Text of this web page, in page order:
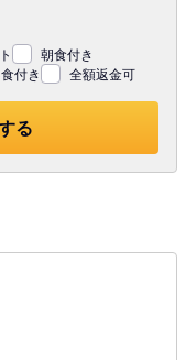
る
朝食付き
付き 全額返金可